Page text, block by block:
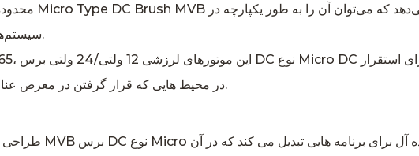
سیستم‌های مختلف، چه بزرگ و چه کوچک، ادغام کرد.
در محیط هایی که قرار گرفتن در معرض عناصر یک چالش همیشگی است، مناسب هستند.